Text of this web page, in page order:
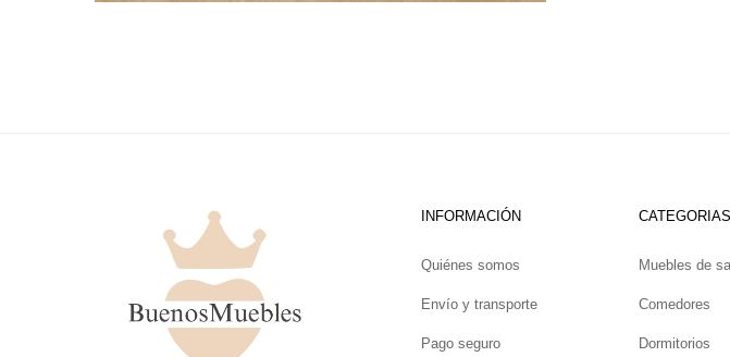
INFORMACIÓN
Quiénes somos
Envío y transporte
Pago seguro
CATEGORIAS
Muebles de
Comedores
Dormitorios